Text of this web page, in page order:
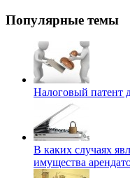
Популярные темы
Налоговый патент
В каких случаях
имущества